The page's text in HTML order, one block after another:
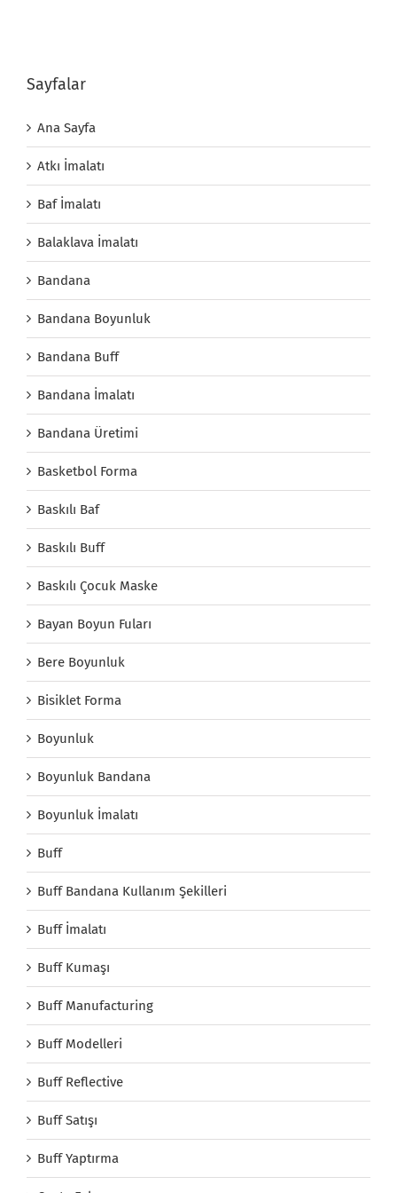
Sayfalar
Ana Sayfa
Atkı İmalatı
Baf İmalatı
Balaklava İmalatı
Bandana
Bandana Boyunluk
Bandana Buff
Bandana İmalatı
Bandana Üretimi
Basketbol Forma
Baskılı Baf
Baskılı Buff
Baskılı Çocuk Maske
Bayan Boyun Fuları
Bere Boyunluk
Bisiklet Forma
Boyunluk
Boyunluk Bandana
Boyunluk İmalatı
Buff
Buff Bandana Kullanım Şekilleri
Buff İmalatı
Buff Kumaşı
Buff Manufacturing
Buff Modelleri
Buff Reflective
Buff Satışı
Buff Yaptırma